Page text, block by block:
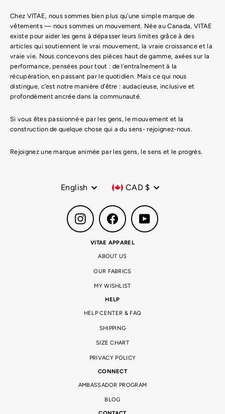
Chez VITAE, nous sommes bien plus qu’une simple marque de
vêtements — nous sommes un mouvement. Née au Canada, VITAE
existe pour aider les gens à dépasser leurs limites grâce à des
articles qui soutiennent le vrai mouvement, la vraie croissance et la
vraie vie. Nous concevons des pièces haut de gamme, axées sur la
performance, pensées pour tout : de l’entraînement à la
récupération, en passant par le quotidien. Mais ce qui nous
distingue, c’est notre manière d’être : audacieuse, inclusive et
profondément ancrée dans la communauté.
Si vous êtes passionné·e par les gens, le mouvement et la
construction de quelque chose qui a du sens- rejoignez-nous.
Rejoignez une marque animée par les gens, le sens et le progrès.
Language
English Currency
CAD $
Instagram Facebook YouTube
VITAE APPAREL
ABOUT US
OUR FABRICS
MY WISHLIST
HELP
HELP CENTER & FAQ
SHIPPING
SIZE CHART
PRIVACY POLICY
CONNECT
AMBASSADOR PROGRAM
BLOG